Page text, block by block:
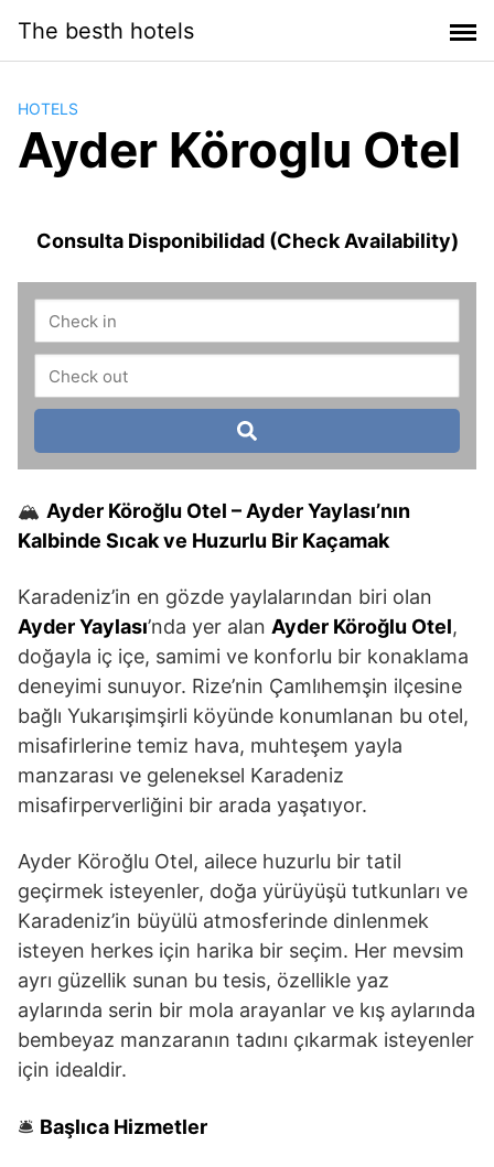
contenido
The besth hotels
HOTELS
Ayder Köroglu Otel
Consulta Disponibilidad (Check Availability)
🏔️ Ayder Köroğlu Otel – Ayder Yaylası’nın
Kalbinde Sıcak ve Huzurlu Bir Kaçamak
Karadeniz’in en gözde yaylalarından biri olan
Ayder Yaylası’nda yer alan Ayder Köroğlu Otel,
doğayla iç içe, samimi ve konforlu bir konaklama
deneyimi sunuyor. Rize’nin Çamlıhemşin ilçesine
bağlı Yukarışimşirli köyünde konumlanan bu otel,
misafirlerine temiz hava, muhteşem yayla
manzarası ve geleneksel Karadeniz
misafirperverliğini bir arada yaşatıyor.
Ayder Köroğlu Otel, ailece huzurlu bir tatil
geçirmek isteyenler, doğa yürüyüşü tutkunları ve
Karadeniz’in büyülü atmosferinde dinlenmek
isteyen herkes için harika bir seçim. Her mevsim
ayrı güzellik sunan bu tesis, özellikle yaz
aylarında serin bir mola arayanlar ve kış aylarında
bembeyaz manzaranın tadını çıkarmak isteyenler
için idealdir.
🛎️ Başlıca Hizmetler